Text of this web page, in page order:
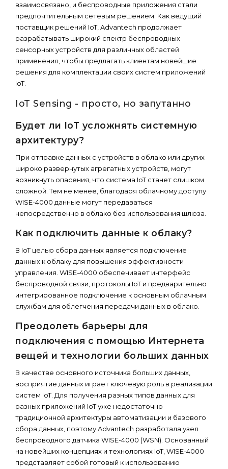
взаимосвязано, и беспроводные приложения стали
предпочтительным сетевым решением. Как ведущий
поставщик решений IoT, Advantech продолжает
разрабатывать широкий спектр беспроводных
сенсорных устройств для различных областей
применения, чтобы предлагать клиентам новейшие
решения для комплектации своих систем приложений
IoT.
IoT Sensing - просто, но запутанно
Будет ли IoT усложнять системную
архитектуру?
При отправке данных с устройств в облако или других
широко развернутых агрегатных устройств, могут
возникнуть опасения, что система IoT станет слишком
сложной. Тем не менее, благодаря облачному доступу
WISE-4000 данные могут передаваться
непосредственно в облако без использования шлюза.
Как подключить данные к облаку?
В IoT целью сбора данных является подключение
данных к облаку для повышения эффективности
управления. WISE-4000 обеспечивает интерфейс
беспроводной связи, протоколы IoT и предварительно
интегрированное подключение к основным облачным
службам для облегчения передачи данных в облако.
Преодолеть барьеры для
подключения с помощью Интернета
вещей и технологии больших данных
В качестве основного источника больших данных,
восприятие данных играет ключевую роль в реализации
систем IoT. Для получения разных типов данных для
разных приложений IoT уже недостаточно
традиционной архитектуры автоматизации и базового
сбора данных, поэтому Advantech разработала узел
беспроводного датчика WISE-4000 (WSN). Основанный
на новейших концепциях и технологиях IoT, WISE-4000
представляет собой готовый к использованию